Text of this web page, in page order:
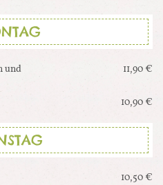
und
11,90 €
10,90 €
10,50 €